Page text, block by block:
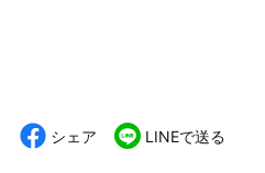
シェア LINEで送る